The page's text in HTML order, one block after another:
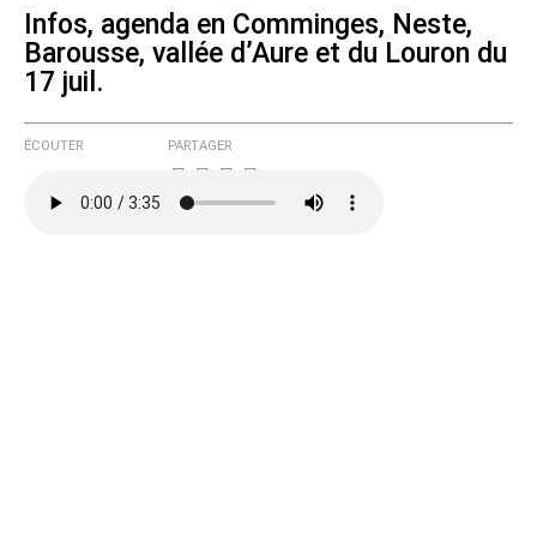
Infos, agenda en Comminges, Neste,
Barousse, vallée d’Aure et du Louron du
17 juil.
ÉCOUTER PARTAGER